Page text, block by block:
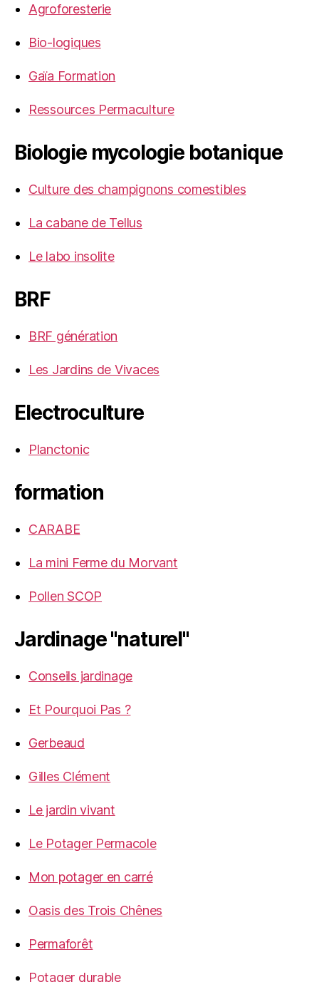
Agroforesterie
Bio-logiques
Gaïa Formation
Ressources Permaculture
Biologie mycologie botanique
Culture des champignons comestibles
La cabane de Tellus
Le labo insolite
BRF
BRF génération
Les Jardins de Vivaces
Electroculture
Planctonic
formation
CARABE
La mini Ferme du Morvant
Pollen SCOP
Jardinage "naturel"
Conseils jardinage
Et Pourquoi Pas ?
Gerbeaud
Gilles Clément
Le jardin vivant
Le Potager Permacole
Mon potager en carré
Oasis des Trois Chênes
Permaforêt
Potager durable